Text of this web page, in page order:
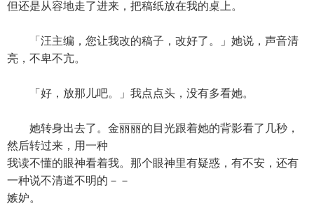
但还是从容地走了进来，把稿纸放在我的桌上。
「汪主编，您让我改的稿子，改好了。」她说，声音清
亮，不卑不亢。
「好，放那儿吧。」我点点头，没有多看她。
她转身出去了。金丽丽的目光跟着她的背影看了几秒，
然后转过来，用一种
我读不懂的眼神看着我。那个眼神里有疑惑，有不安，还有
一种说不清道不明的－－
嫉妒。